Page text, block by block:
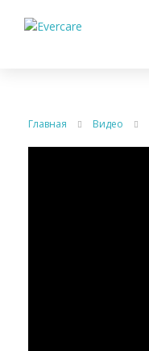
Главная Видео